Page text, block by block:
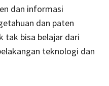
dan informasi
dan paten
tak bisa belajar dari
teknologi dan